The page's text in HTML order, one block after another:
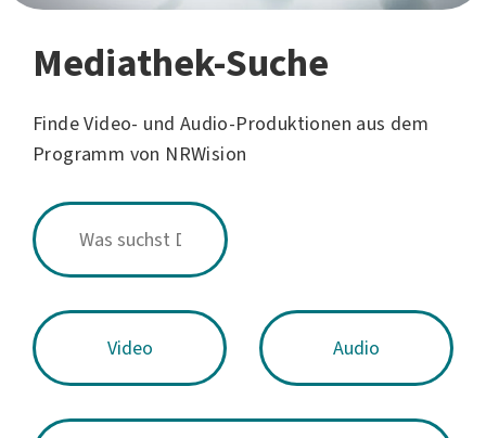
Mediathek-Suche
Finde Video- und Audio-Produktionen aus dem
Programm von NRWision
Video Audio